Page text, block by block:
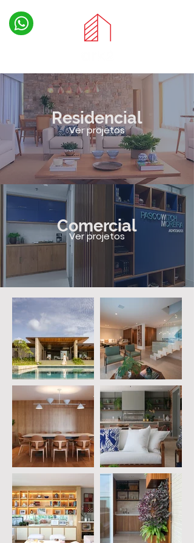
Residencial
Ver projetos
Ver projetos
Comercial